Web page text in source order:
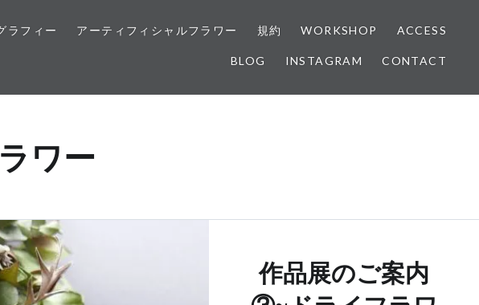
ラフィー アーティフィシャルフラワー 規約 WORKSHOP ACCESS
BLOG INSTAGRAM CONTACT
ワー
作品展のご案内